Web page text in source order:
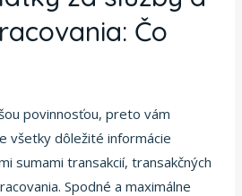
Čo
povinnosťou, preto vám
všetky dôležité informácie
sumami transakcií, transakčných
Spodné a maximálne